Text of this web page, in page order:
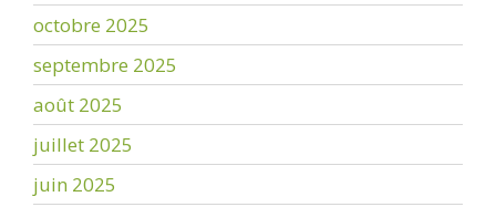
octobre 2025
septembre 2025
août 2025
juillet 2025
juin 2025